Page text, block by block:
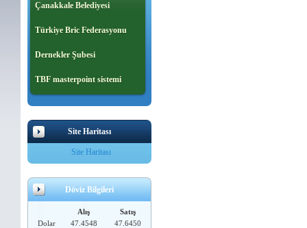
Çanakkale Belediyesi
Türkiye Bric Federasyonu
Dernekler Şubesi
TBF masterpoint sistemi
Site Haritası
Site Haritası
Döviz Bilgileri
Alış
Satış
Dolar
47.4548
47.6450